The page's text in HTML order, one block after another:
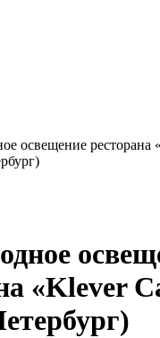
освещение ресторана
«Klever